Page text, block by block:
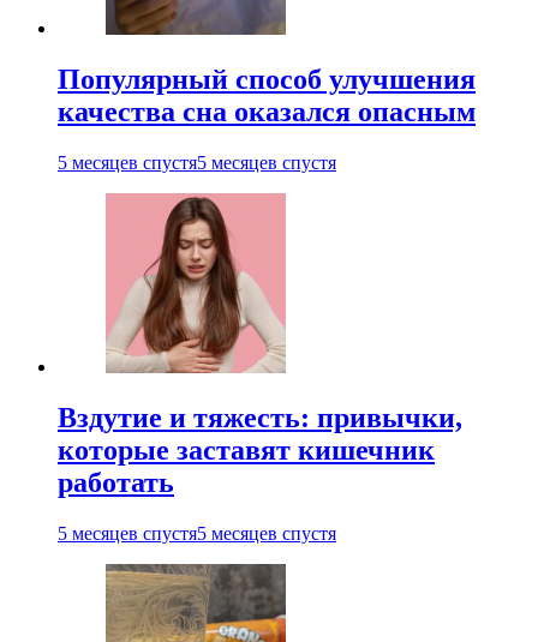
Популярный способ улучшения
качества сна оказался опасным
5 месяцев спустя5 месяцев спустя
Вздутие и тяжесть: привычки,
которые заставят кишечник
работать
5 месяцев спустя5 месяцев спустя